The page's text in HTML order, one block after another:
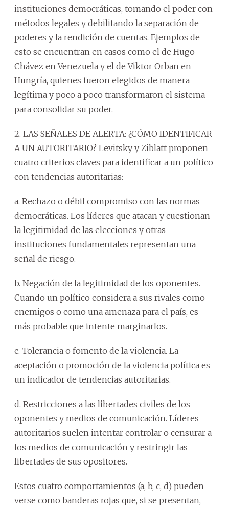
instituciones democráticas, tomando el poder con
métodos legales y debilitando la separación de
poderes y la rendición de cuentas. Ejemplos de
esto se encuentran en casos como el de Hugo
Chávez en Venezuela y el de Viktor Orban en
Hungría, quienes fueron elegidos de manera
legítima y poco a poco transformaron el sistema
para consolidar su poder.
2. LAS SEÑALES DE ALERTA: ¿CÓMO IDENTIFICAR
A UN AUTORITARIO? Levitsky y Ziblatt proponen
cuatro criterios claves para identificar a un político
con tendencias autoritarias:
a. Rechazo o débil compromiso con las normas
democráticas. Los líderes que atacan y cuestionan
la legitimidad de las elecciones y otras
instituciones fundamentales representan una
señal de riesgo.
b. Negación de la legitimidad de los oponentes.
Cuando un político considera a sus rivales como
enemigos o como una amenaza para el país, es
más probable que intente marginarlos.
c. Tolerancia o fomento de la violencia. La
aceptación o promoción de la violencia política es
un indicador de tendencias autoritarias.
d. Restricciones a las libertades civiles de los
oponentes y medios de comunicación. Líderes
autoritarios suelen intentar controlar o censurar a
los medios de comunicación y restringir las
libertades de sus opositores.
Estos cuatro comportamientos (a, b, c, d) pueden
verse como banderas rojas que, si se presentan,